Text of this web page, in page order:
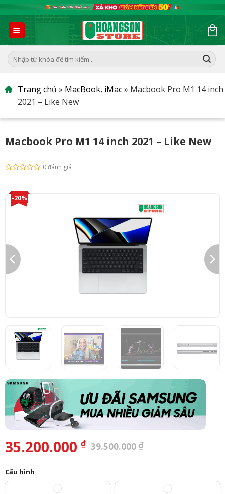
to
content
Tìm
kiếm:
Trang chủ » MacBook, iMac» Macbook Pro M1 14 inch
2021 – Like New
Macbook Pro M1 14 inch 2021 – Like New
0 đánh giá
-20%
35.200.000 ₫ 39.500.000₫
Cấu hình